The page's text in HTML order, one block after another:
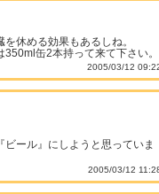
休める効果もあるしね。
缶2本持って来て下さい。
2005/03/12
ール』にしようと思っていま
2005/03/12